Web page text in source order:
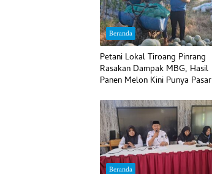
Beranda
Petani Lokal Tiroang Pinrang
Rasakan Dampak MBG, Hasil
Panen Melon Kini Punya Pasar
Beranda